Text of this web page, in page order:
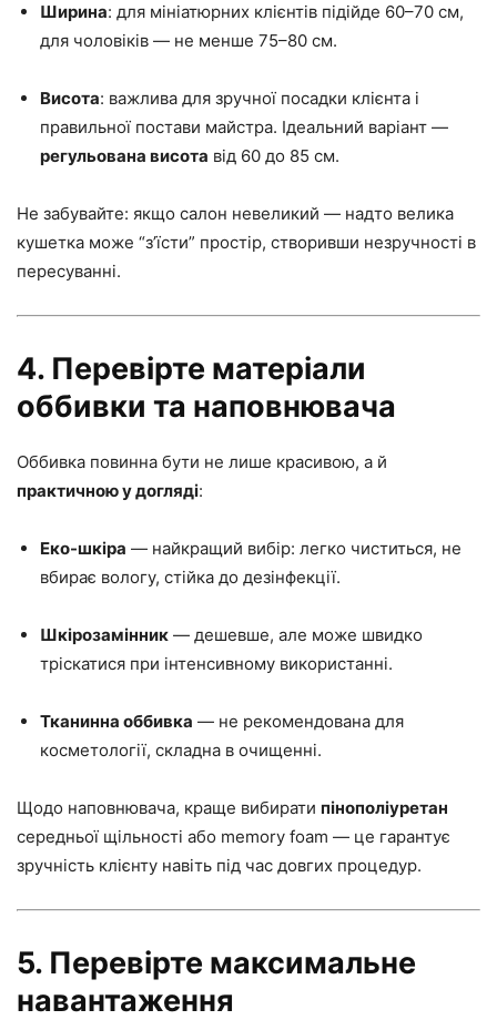
Ширина: для мініатюрних клієнтів підійде 60–70 см,
для чоловіків — не менше 75–80 см.
Висота: важлива для зручної посадки клієнта і
правильної постави майстра. Ідеальний варіант —
регульована висота від 60 до 85 см.
Не забувайте: якщо салон невеликий — надто велика
кушетка може “з’їсти” простір, створивши незручності в
пересуванні.
4. Перевірте матеріали
оббивки та наповнювача
Оббивка повинна бути не лише красивою, а й
практичною у догляді:
Еко-шкіра — найкращий вибір: легко чиститься, не
вбирає вологу, стійка до дезінфекції.
Шкірозамінник — дешевше, але може швидко
тріскатися при інтенсивному використанні.
Тканинна оббивка — не рекомендована для
косметології, складна в очищенні.
Щодо наповнювача, краще вибирати пінополіуретан
середньої щільності або memory foam — це гарантує
зручність клієнту навіть під час довгих процедур.
5. Перевірте максимальне
навантаження